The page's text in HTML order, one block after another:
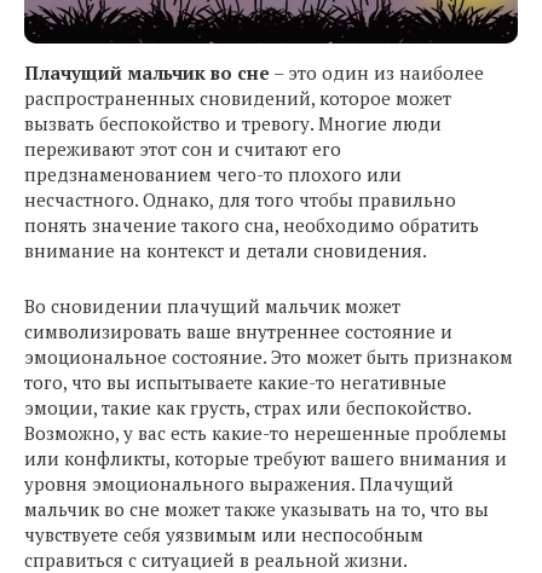
Плачущий мальчик во сне – это один из наиболее
распространенных сновидений, которое может
вызвать беспокойство и тревогу. Многие люди
переживают этот сон и считают его
предзнаменованием чего-то плохого или
несчастного. Однако, для того чтобы правильно
понять значение такого сна, необходимо обратить
внимание на контекст и детали сновидения.
Во сновидении плачущий мальчик может
символизировать ваше внутреннее состояние и
эмоциональное состояние. Это может быть признаком
того, что вы испытываете какие-то негативные
эмоции, такие как грусть, страх или беспокойство.
Возможно, у вас есть какие-то нерешенные проблемы
или конфликты, которые требуют вашего внимания и
уровня эмоционального выражения. Плачущий
мальчик во сне может также указывать на то, что вы
чувствуете себя уязвимым или неспособным
справиться с ситуацией в реальной жизни.